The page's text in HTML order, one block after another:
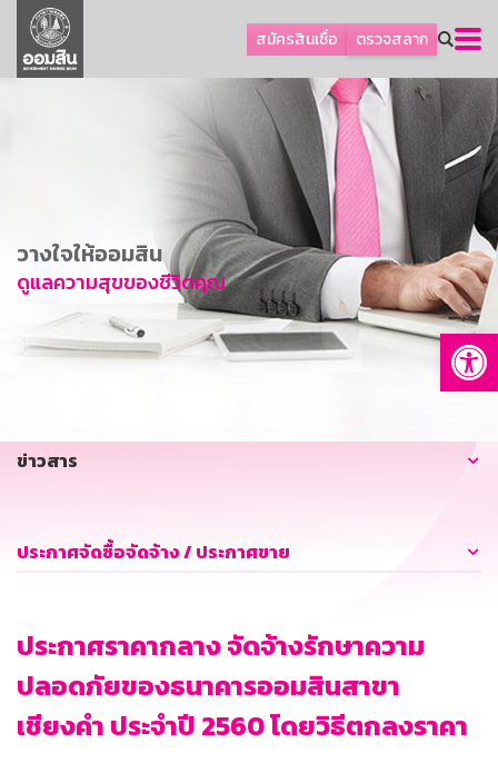
สมัครสินเชื่อ ตรวจสลาก
ลูกค้าธุรกิจ
ลูกค้าผู้ประกอบรายย่อย
การพัฒนาที่ยั่งยืน
ข่าวสาร
บริการทางการเงิน
อื่นๆ
วางใจให้ออมสิน
ดูแลความสุขของชีวิตคุณ
ข่าวสาร
ประกาศจัดซื้อจัดจ้าง / ประกาศขาย
ประกาศราคากลาง จัดจ้างรักษาความ
ปลอดภัยของธนาคารออมสินสาขา
เชียงคำ ประจำปี 2560 โดยวิธีตกลงราคา